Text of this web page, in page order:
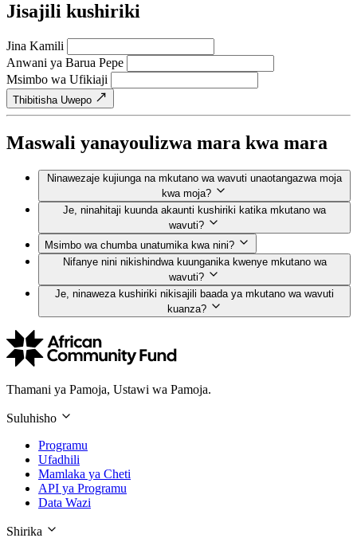
Jisajili kushiriki
Jina Kamili
Anwani ya Barua Pepe
Msimbo wa Ufikiaji
Thibitisha Uwepo
Maswali yanayoulizwa mara kwa mara
Ninawezaje kujiunga na mkutano wa wavuti unaotangazwa moja
kwa moja?
Je, ninahitaji kuunda akaunti kushiriki katika mkutano wa
wavuti?
Msimbo wa chumba unatumika kwa nini?
Nifanye nini nikishindwa kuunganika kwenye mkutano wa
wavuti?
Je, ninaweza kushiriki nikisajili baada ya mkutano wa wavuti
kuanza?
Thamani ya Pamoja, Ustawi wa Pamoja.
Suluhisho
Programu
Ufadhili
Mamlaka ya Cheti
API ya Programu
Data Wazi
Shirika